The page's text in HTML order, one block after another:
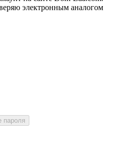
электронным аналогом
пароля